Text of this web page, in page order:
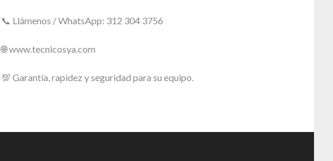
📞 Llámenos / WhatsApp: 312 304 3756
🌐 www.tecnicosya.com
💯 Garantía, rapidez y seguridad para su equipo.